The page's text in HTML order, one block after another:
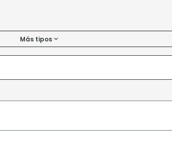
Más tipos